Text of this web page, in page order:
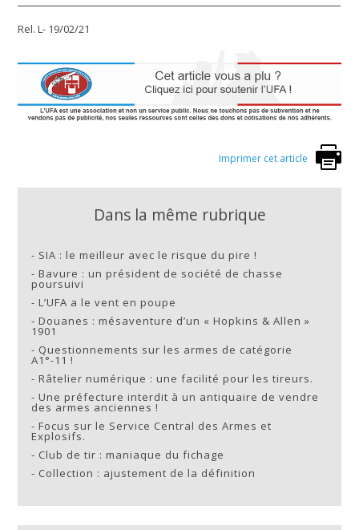
Rel. L- 19/02/21
Imprimer cet article
Dans la même rubrique
- SIA : le meilleur avec le risque du pire !
-Bavure : un président de société de chasse
poursuivi
-L’UFA a le vent en poupe
-Douanes : mésaventure d’un « Hopkins & Allen »
1901
- Questionnements sur les armes de catégorie
A1°-11 !
-Râtelier numérique : une facilité pour les tireurs.
-Une préfecture interdit à un antiquaire de vendre
des armes anciennes !
-Focus sur le Service Central des Armes et
Explosifs.
- Club de tir : maniaque du fichage
- Collection : ajustement de la définition